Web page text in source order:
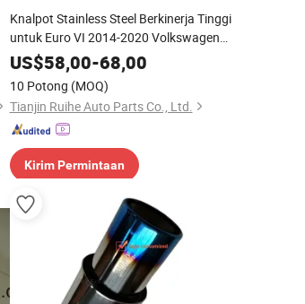
Knalpot Stainless Steel Berkinerja Tinggi
untuk Euro VI 2014-2020 Volkswagen
Vento 1.6L L4 Katalis Konverter Pas
Langsung
US$58,00-68,00
10 Potong (MOQ)
Tianjin Ruihe Auto Parts Co., Ltd.
Kirim Permintaan